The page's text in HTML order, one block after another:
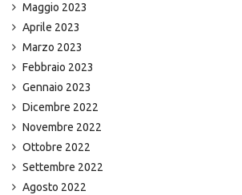
Maggio 2023
Aprile 2023
Marzo 2023
Febbraio 2023
Gennaio 2023
Dicembre 2022
Novembre 2022
Ottobre 2022
Settembre 2022
Agosto 2022